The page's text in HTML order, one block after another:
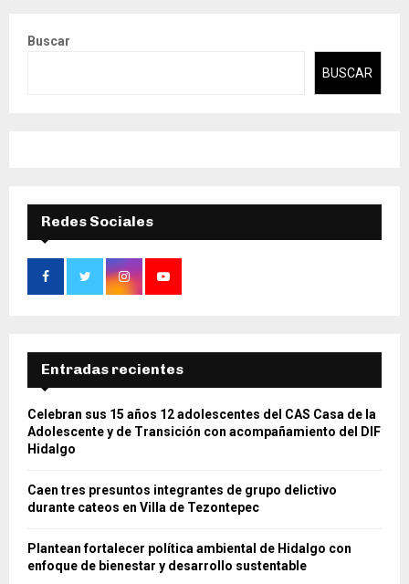
Buscar
BUSCAR
Redes Sociales
Entradas recientes
Celebran sus 15 años 12 adolescentes del CAS Casa de la
Adolescente y de Transición con acompañamiento del DIF
Hidalgo
Caen tres presuntos integrantes de grupo delictivo
durante cateos en Villa de Tezontepec
Plantean fortalecer política ambiental de Hidalgo con
enfoque de bienestar y desarrollo sustentable